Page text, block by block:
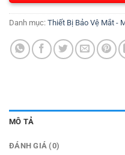
Danh mục: Thiết Bị Bảo Vệ Mắt -
MÔ TẢ
ĐÁNH GIÁ (0)